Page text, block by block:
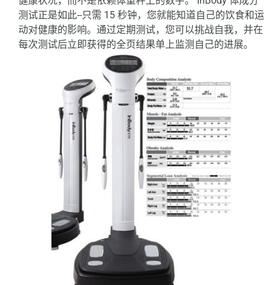
测试正是如此--只需 15 秒钟，您就能知道自己的饮食和运
动对健康的影响。通过定期测试，您可以挑战自我，并在
每次测试后立即获得的全页结果单上监测自己的进展。